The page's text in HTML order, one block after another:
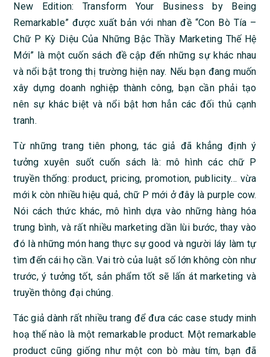
New Edition: Transform Your Business by Being
Remarkable” được xuất bản với nhan đề “Con Bò Tía –
Chữ P Kỳ Diệu Của Những Bậc Thầy Marketing Thế Hệ
Mới” là một cuốn sách đề cập đến những sự khác nhau
và nổi bật trong thị trường hiện nay. Nếu bạn đang muốn
xây dựng doanh nghiệp thành công, bạn cần phải tạo
nên sự khác biệt và nổi bật hơn hẳn các đối thủ cạnh
tranh.
Từ những trang tiên phong, tác giả đã khẳng định ý
tưởng xuyên suốt cuốn sách là: mô hình các chữ P
truyền thống: product, pricing, promotion, publicity… vừa
mới k còn nhiều hiệu quả, chữ P mới ở đây là purple cow.
Nói cách thức khác, mô hình dựa vào những hàng hóa
trung bình, và rất nhiều marketing dần lùi bước, thay vào
đó là những món hang thực sự good và người láy làm tự
tìm đến cái họ cần. Vai trò của luật số lớn không còn như
trước, ý tưởng tốt, sản phẩm tốt sẽ lấn át marketing và
truyền thông đại chúng.
Tác giả dành rất nhiều trang để đưa các case study minh
hoạ thế nào là một remarkable product. Một remarkable
product cũng giống như một con bò màu tím, bạn đã